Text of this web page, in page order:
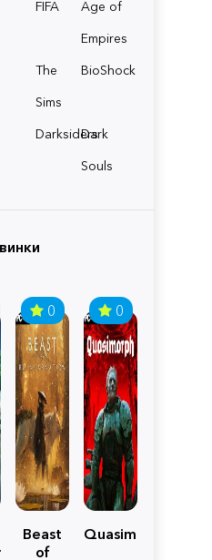
FIFA
Age of
Empires
The
Sims
BioShock
Darksiders
Dark
Souls
0
Beast
of
0
Quasimorph